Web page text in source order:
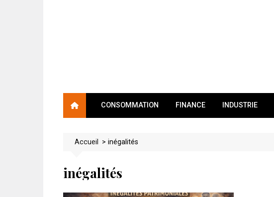
CONSOMMATION FINANCE INDUSTRIE
Accueil >inégalités
inégalités